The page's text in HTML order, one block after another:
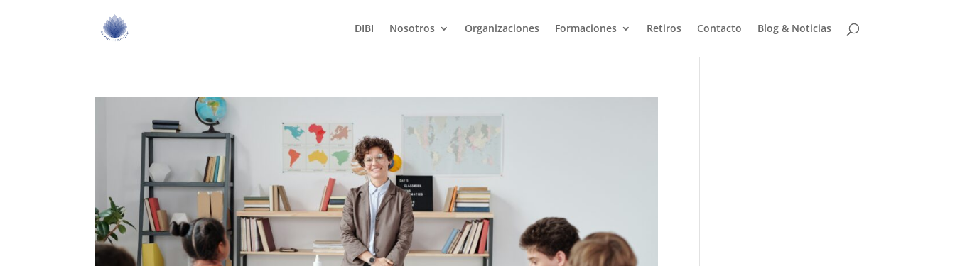
DIBI Nosotros Organizaciones Formaciones Retiros Contacto Blog & Noticias